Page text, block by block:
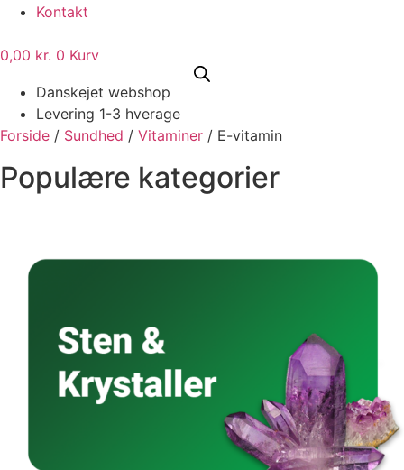
Kontakt
0,00 kr. 0 Kurv
Danskejet webshop
Levering 1-3 hverage
Forside / Sundhed / Vitaminer / E-vitamin
Populære kategorier